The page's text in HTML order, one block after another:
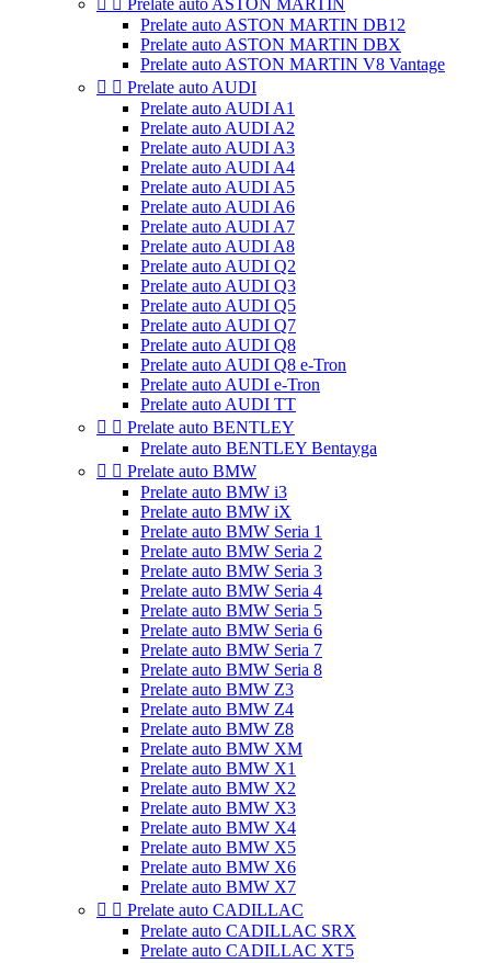
  Prelate auto ASTON MARTIN
Prelate auto ASTON MARTIN DB12
Prelate auto ASTON MARTIN DBX
Prelate auto ASTON MARTIN V8 Vantage
  Prelate auto AUDI
Prelate auto AUDI A1
Prelate auto AUDI A2
Prelate auto AUDI A3
Prelate auto AUDI A4
Prelate auto AUDI A5
Prelate auto AUDI A6
Prelate auto AUDI A7
Prelate auto AUDI A8
Prelate auto AUDI Q2
Prelate auto AUDI Q3
Prelate auto AUDI Q5
Prelate auto AUDI Q7
Prelate auto AUDI Q8
Prelate auto AUDI Q8 e-Tron
Prelate auto AUDI e-Tron
Prelate auto AUDI TT
  Prelate auto BENTLEY
Prelate auto BENTLEY Bentayga
  Prelate auto BMW
Prelate auto BMW i3
Prelate auto BMW iX
Prelate auto BMW Seria 1
Prelate auto BMW Seria 2
Prelate auto BMW Seria 3
Prelate auto BMW Seria 4
Prelate auto BMW Seria 5
Prelate auto BMW Seria 6
Prelate auto BMW Seria 7
Prelate auto BMW Seria 8
Prelate auto BMW Z3
Prelate auto BMW Z4
Prelate auto BMW Z8
Prelate auto BMW XM
Prelate auto BMW X1
Prelate auto BMW X2
Prelate auto BMW X3
Prelate auto BMW X4
Prelate auto BMW X5
Prelate auto BMW X6
Prelate auto BMW X7
  Prelate auto CADILLAC
Prelate auto CADILLAC SRX
Prelate auto CADILLAC XT5